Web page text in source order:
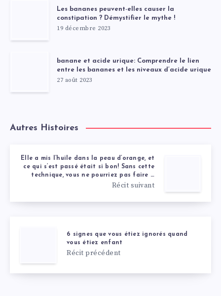
Les bananes peuvent-elles causer la
constipation ? Démystifier le mythe !
19 décembre 2023
banane et acide urique: Comprendre le lien
entre les bananes et les niveaux d’acide urique
27 août 2023
Autres Histoires
Elle a mis l’huile dans la peau d’orange, et
ce qui s’est passé était si bon! Sans cette
technique, vous ne pourriez pas faire …
Récit suivant
6 signes que vous étiez ignorés quand
vous étiez enfant
Récit précédent